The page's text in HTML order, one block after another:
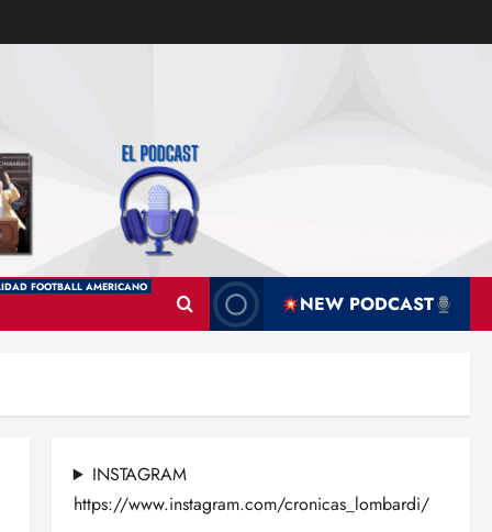
FOOTBALL AMERICANO
NEW PODCAST
INSTAGRAM
https://www.instagram.com/cronicas_lombardi/